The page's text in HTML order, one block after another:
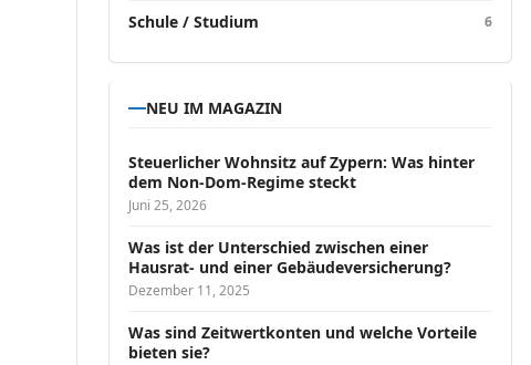
Schule / Studium 6
NEU IM MAGAZIN
Steuerlicher Wohnsitz auf Zypern: Was hinter
dem Non-Dom-Regime steckt
Juni 25, 2026
Was ist der Unterschied zwischen einer
Hausrat- und einer Gebäudeversicherung?
Dezember 11, 2025
Was sind Zeitwertkonten und welche Vorteile
bieten sie?